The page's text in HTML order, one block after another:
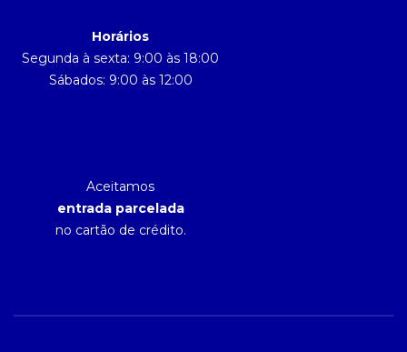
Horários
Segunda à sexta: 9:00 às 18:00
Sábados: 9:00 às 12:00
Aceitamos
entrada parcelada
no cartão de crédito.